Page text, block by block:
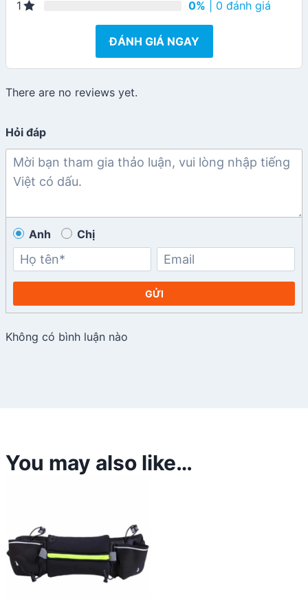
1 0% | 0 đánh giá
ĐÁNH GIÁ NGAY
There are no reviews yet.
Hỏi đáp
Anh Chị
GỬI
Không có bình luận nào
You may also like…